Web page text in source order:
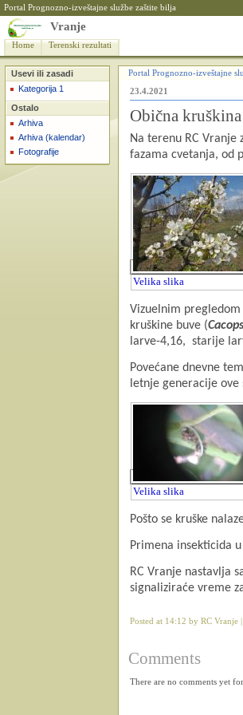
Portal Prognozno-izveštajne službe zaštite bilja
Vranje
Home Terenski rezultati
Usevi ili zasadi
Kategorija 1
Ostalo
Arhiva
Arhiva (kalendar)
Fotografije
Portal Prognozno-izveštajne
23.4.2021
Obična
Na terenu RC
fazama cvetanja, od
Velika slika
Vizuelnim
kruškine buve (
larve-4,16, starije
Povećane dnevne
letnje generacije ove
Velika slika
Pošto se kruške
Primena insekticida
RC Vranje nastavlja
signaliziraće vreme
Posted at 14:12 by RC Vranje |
Comments
There are no comments yet